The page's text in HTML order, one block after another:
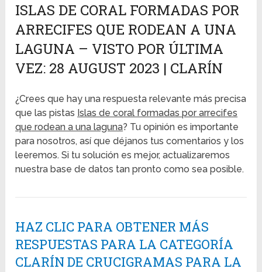
ISLAS DE CORAL FORMADAS POR
ARRECIFES QUE RODEAN A UNA
LAGUNA – VISTO POR ÚLTIMA
VEZ: 28 AUGUST 2023 | CLARÍN
¿Crees que hay una respuesta relevante más precisa
que las pistas Islas de coral formadas por arrecifes
que rodean a una laguna? Tu opinión es importante
para nosotros, así que déjanos tus comentarios y los
leeremos. Si tu solución es mejor, actualizaremos
nuestra base de datos tan pronto como sea posible.
HAZ CLIC PARA OBTENER MÁS
RESPUESTAS PARA LA CATEGORÍA
CLARÍN DE CRUCIGRAMAS PARA LA